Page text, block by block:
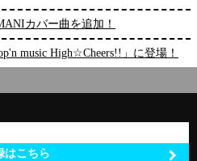
カバー曲を追加！
music High☆Cheers!!」に登場！
はこちら